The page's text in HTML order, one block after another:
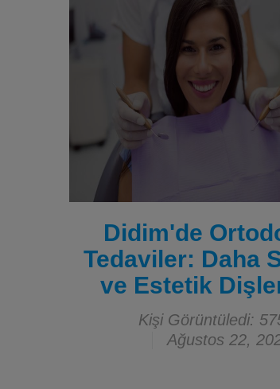
Didim'de
Tedaviler: Daha
ve Estetik
Kişi Görüntüledi:
Ağustos 22,